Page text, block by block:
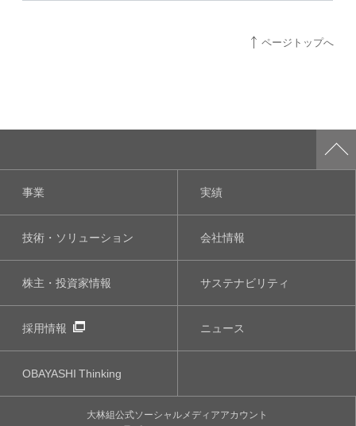
ページトップへ
事業 実績
技術・ソリューション 会社情報
株主・投資家情報 サステナビリティ
採用情報 ニュース
OBAYASHIThinking
大林組公式ソーシャルメディアアカウント